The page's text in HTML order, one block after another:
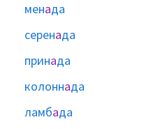
менада
серенада
принада
колоннада
ламбада